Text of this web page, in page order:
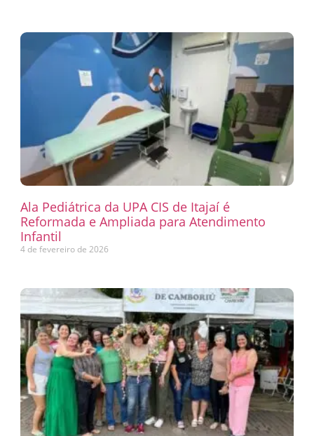
Ala Pediátrica da UPA CIS de Itajaí é
Reformada e Ampliada para Atendimento
Infantil
4 de fevereiro de 2026